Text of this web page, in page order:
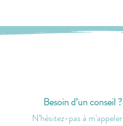
Besoin d’un conseil ?
N’hésitez-pas à m'appeler